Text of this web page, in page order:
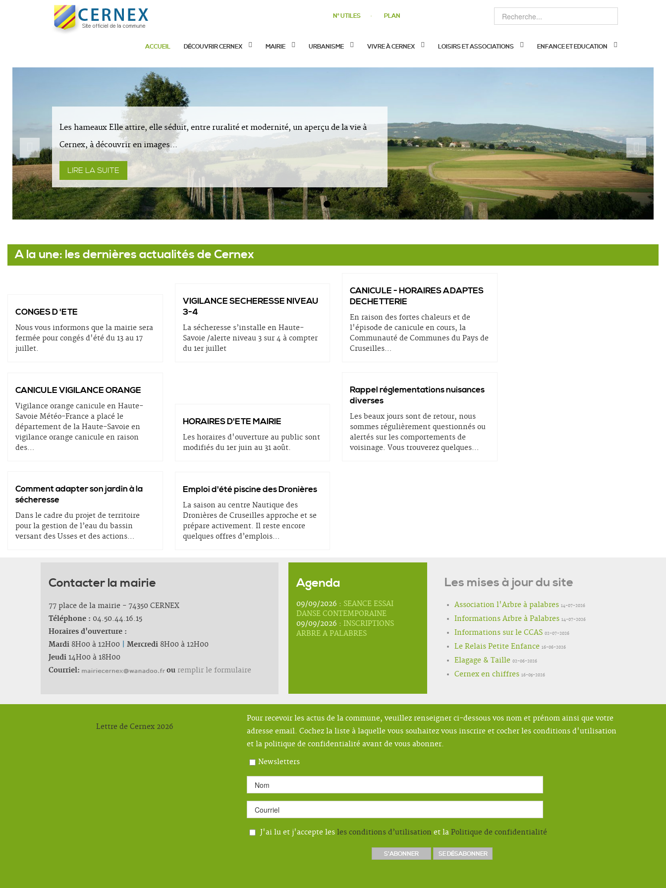
N° UTILES PLAN
ACCUEIL DÉCOUVRIR CERNEX MAIRIE URBANISME VIVRE À CERNEX LOISIRS ET ASSOCIATIONS ENFANCE ET EDUCATION
Les hameaux Elle attire, elle séduit, entre ruralité et modernité, un aperçu de la vie à
Cernex, à découvrir en images...
LIRE LA SUITE
A la une: les dernières actualités de Cernex
CONGES D 'ETE
Nous vous informons que la mairie sera
fermée pour congés d'été du 13 au 17
juillet.
VIGILANCE SECHERESSE NIVEAU
3-4
La sécheresse s’installe en Haute-
Savoie /alerte niveau 3 sur 4 à compter
du 1er juillet
CANICULE - HORAIRES ADAPTES
DECHETTERIE
En raison des fortes chaleurs et de
l'épisode de canicule en cours, la
Communauté de Communes du Pays de
Cruseilles…
CANICULE VIGILANCE ORANGE
Vigilance orange canicule en Haute-
Savoie Météo-France a placé le
département de la Haute-Savoie en
vigilance orange canicule en raison
des…
HORAIRES D'ETE MAIRIE
Les horaires d'ouverture au public sont
modifiés du 1er juin au 31 août.
Rappel réglementations nuisances
diverses
Les beaux jours sont de retour, nous
sommes régulièrement questionnés ou
alertés sur les comportements de
voisinage. Vous trouverez quelques…
Comment adapter son jardin à la
sécheresse
Dans le cadre du projet de territoire
pour la gestion de l’eau du bassin
versant des Usses et des actions…
Emploi d'été piscine des Dronières
La saison au centre Nautique des
Dronières de Cruseilles approche et se
prépare activement. Il reste encore
quelques offres d’emplois…
Contacter la mairie
77 place de la mairie - 74350 CERNEX
Téléphone : 04.50.44.16.15
Horaires d'ouverture :
Mardi 8H00 à 12H00 Mercredi 8H00 à 12H00
Jeudi 14H00 à 18H00
Courriel:
ou remplir le formulaire
Agenda
09/09/2026 : SEANCE ESSAI
DANSE CONTEMPORAINE
09/09/2026 : INSCRIPTIONS
ARBRE A PALABRES
Les mises à jour du site
Association l'Arbre à palabres 14-07-2026
Informations Arbre à Palabres 14-07-2026
Informations sur le CCAS 02-07-2026
Le Relais Petite Enfance 16-06-2026
Elagage & Taille 02-06-2026
Cernex en chiffres 16-05-2026
Lettre de Cernex 2026
Pour recevoir les actus de la commune, veuillez renseigner ci-dessous vos nom et prénom ainsi que votre
adresse email. Cochez la liste à laquelle vous souhaitez vous inscrire et cocher les conditions d'utilisation
et la politique de confidentialité avant de vous abonner.
Newsletters
J'ai lu et j'accepte les les conditions d’utilisation et la Politique de confidentialité